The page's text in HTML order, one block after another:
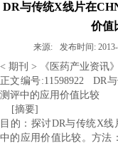
DR与传统X线片在
价值
来源: 发布时间:
< 期刊 > 《医药产业资讯》
正文编号:11598922 DR
测评中的应用价值比较
[摘要]
目的：探讨DR与传统X线
中的应用价值比较。方法